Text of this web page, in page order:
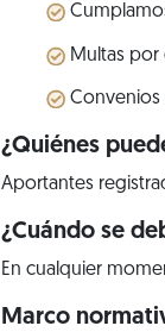
Multas por
¿Quiénes
Aportantes
¿Cuándo se
En cualquier
Marco